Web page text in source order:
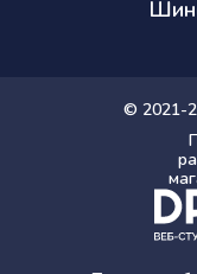
© 2021-